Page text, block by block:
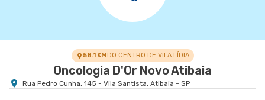
58.1 KMDO CENTRO DE VILA LÍDIA
Oncologia D'Or Novo Atibaia
Rua Pedro Cunha, 145 - Vila Santista, Atibaia - SP